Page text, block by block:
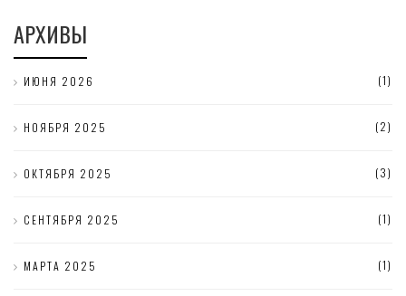
АРХИВЫ
ИЮНЯ 2026 (1)
НОЯБРЯ 2025 (2)
ОКТЯБРЯ 2025 (3)
СЕНТЯБРЯ 2025 (1)
МАРТА 2025 (1)